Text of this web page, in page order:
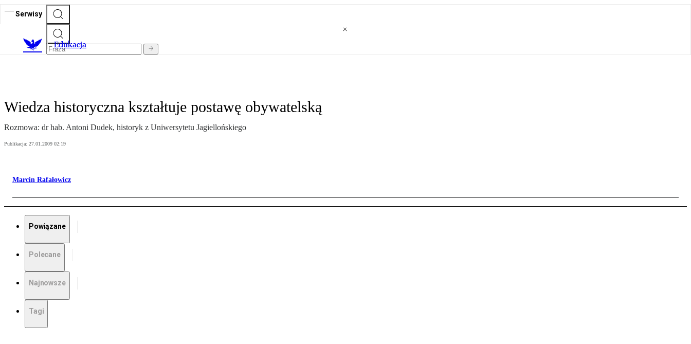
Serwisy
Edukacja
Wiedza historyczna kształtuje postawę obywatelską
Rozmowa: dr hab. Antoni Dudek, historyk z Uniwersytetu Jagiellońskiego
Publikacja: 27.01.2009 02:19
Marcin Rafałowicz
Powiązane
Polecane
Najnowsze
Tagi